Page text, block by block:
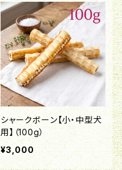
シャークボーン【小・中型犬
用】（100g）
¥3,000